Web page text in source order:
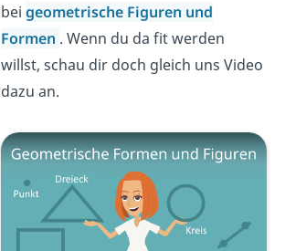
beigeometrische Figuren und
Formen . Wenn du da fit werden
willst, schau dir doch gleich uns Video
dazu an.